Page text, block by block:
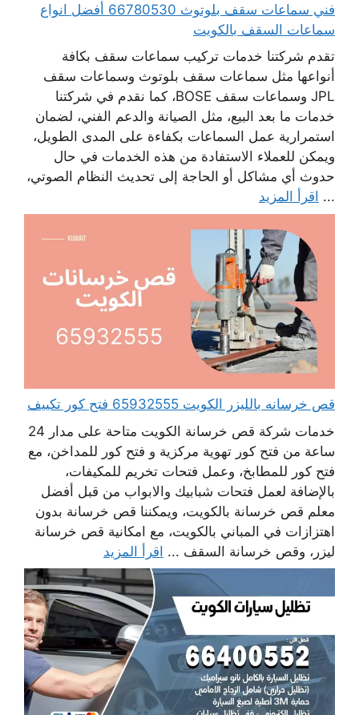
فني سماعات سقف بلوتوث 66780530 أفضل انواع
سماعات السقف بالكويت
تقدم شركتنا خدمات تركيب سماعات سقف بكافة
أنواعها مثل سماعات سقف بلوتوث وسماعات سقف
JPL وسماعات سقف BOSE، كما نقدم في شركتنا
خدمات ما بعد البيع، مثل الصيانة والدعم الفني، لضمان
استمرارية عمل السماعات بكفاءة على المدى الطويل،
ويمكن للعملاء الاستفادة من هذه الخدمات في حال
حدوث أي مشاكل أو الحاجة إلى تحديث النظام الصوتي،
... اقرأ المزيد
قص خرسانه بالليزر الكويت 65932555 فتح كور تكييف
خدمات شركة قص خرسانة الكويت متاحة على مدار 24
ساعة من فتح كور تهوية مركزية و فتح كور للمداخن، مع
فتح كور للمطابخ، وعمل فتحات تخريم للمكيفات،
بالإضافة لعمل فتحات شبابيك والابواب من قبل أفضل
معلم قص خرسانة بالكويت، ويمكننا قص خرسانة بدون
اهتزازات في المباني بالكويت، مع امكانية قص خرسانة
ليزر، وقص خرسانة السقف ... اقرأ المزيد